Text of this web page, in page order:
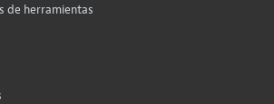
de herramientas